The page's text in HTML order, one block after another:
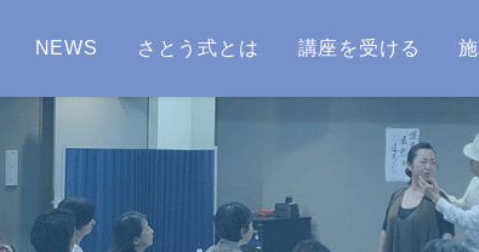
NEWS さとう式とは 講座を受ける